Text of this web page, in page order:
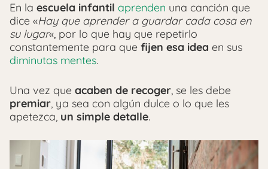
En la escuela infantil aprenden una canción que
dice «Hay que aprender a guardar cada cosa en
su lugar«, por lo que hay que repetirlo
constantemente para que fijen esa idea en sus
diminutas mentes.
Una vez que acaben de recoger, se les debe
premiar, ya sea con algún dulce o lo que les
apetezca, un simple detalle.